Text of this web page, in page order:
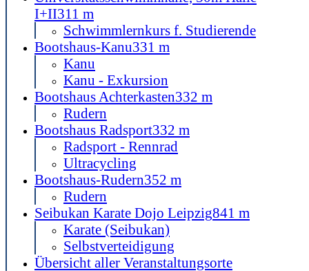
I+II311 m
Schwimmlernkurs f. Studierende
Bootshaus-Kanu331 m
Kanu
Kanu - Exkursion
Bootshaus Achterkasten332 m
Rudern
Bootshaus Radsport332 m
Radsport - Rennrad
Ultracycling
Bootshaus-Rudern352 m
Rudern
Seibukan Karate Dojo Leipzig841 m
Karate (Seibukan)
Selbstverteidigung
Übersicht aller Veranstaltungsorte